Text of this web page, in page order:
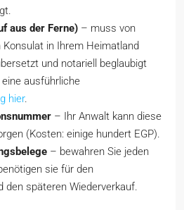
aus der Ferne) – muss von
in Ihrem Heimatland
und notariell beglaubigt
ausführliche
hier.
– Ihr Anwalt kann diese
(Kosten: einige hundert EGP).
– bewahren Sie jeden
sie für den
den späteren Wiederverkauf.